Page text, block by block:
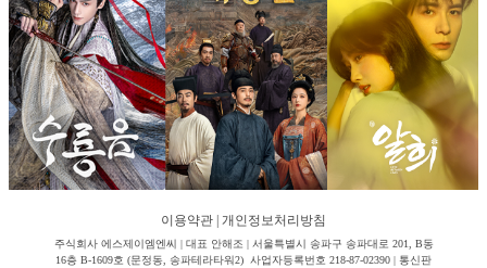
이용약관 개인정보처리방침
주식회사 에스제이엠엔씨 | 대표 안해조 | 서울특별시 송파구 송파대로 201, B동
16층 B-1609호 (문정동, 송파테라타워2) 사업자등록번호 218-87-02390 | 통신판